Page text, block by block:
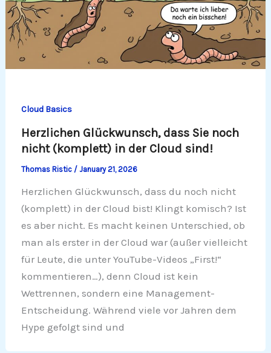
Cloud Basics
Herzlichen Glückwunsch, dass Sie noch
nicht (komplett) in der Cloud sind!
Thomas Ristic / January 21, 2026
Herzlichen Glückwunsch, dass du noch nicht
(komplett) in der Cloud bist! Klingt komisch? Ist
es aber nicht. Es macht keinen Unterschied, ob
man als erster in der Cloud war (außer vielleicht
für Leute, die unter YouTube-Videos „First!“
kommentieren…), denn Cloud ist kein
Wettrennen, sondern eine Management-
Entscheidung. Während viele vor Jahren dem
Hype gefolgt sind und